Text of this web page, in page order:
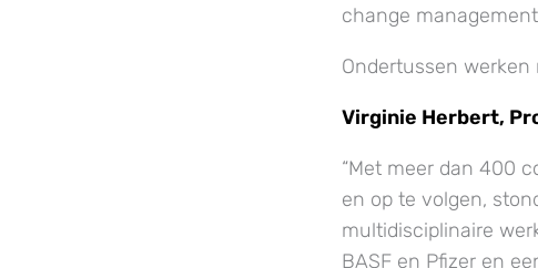
change
Ondertussen
Virginie Herbert,
“Met meer dan 400
en op te volgen,
multidisciplinaire
BASF en Pfizer en